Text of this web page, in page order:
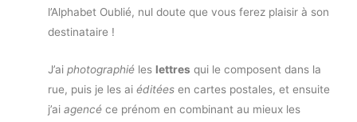
l’Alphabet Oublié, nul doute que vous ferez plaisir à son
destinataire !
J’ai photographié les lettres qui le composent dans la
rue, puis je les ai éditées en cartes postales, et ensuite
j’ai agencé ce prénom en combinant au mieux les